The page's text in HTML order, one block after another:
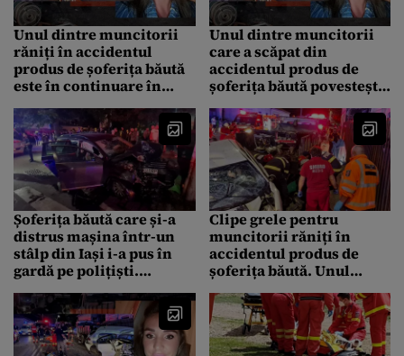
Unul dintre muncitorii
răniți în accidentul
produs de șoferița băută
este în continuare în
treacă printr-o operație
Unul dintre muncitorii
care a scăpat din
accidentul produs de
șoferița băută povestește
„Aș vrea să pot uita. Am
văzut mașina cum vine
spre noi”
Șoferița băută care și-a
distrus mașina într-un
stâlp din Iași i-a pus în
gardă pe polițiști.
weekend în tot județul
Iași, au fost testați 1.600
de șoferi
Clipe grele pentru
muncitorii răniți în
accidentul produs de
șoferița băută. Unul
splină